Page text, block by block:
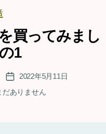
買ってみまし
1
投
稿
日
2022年5月11日
だありません